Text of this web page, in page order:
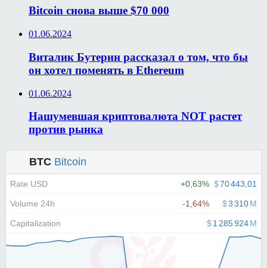
Bitcoin снова выше $70 000
01.06.2024
Виталик Бутерин рассказал о том, что бы
он хотел поменять в Ethereum
01.06.2024
Нашумевшая криптовалюта NOT растет
против рынка